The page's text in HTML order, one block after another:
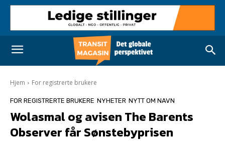
Hjem For registrerte brukere
FOR REGISTRERTE BRUKERE NYHETER NYTT OM NAVN
Wolasmal og avisen The Barents
Observer får Sønstebyprisen